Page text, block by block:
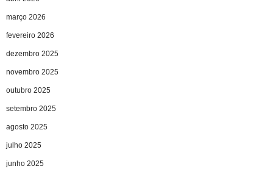
março 2026
fevereiro 2026
dezembro 2025
novembro 2025
outubro 2025
setembro 2025
agosto 2025
julho 2025
junho 2025